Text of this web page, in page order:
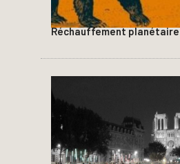
Réchauffement planétaire